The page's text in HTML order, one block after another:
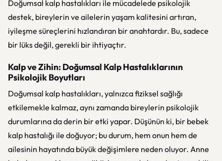
Doğumsal kalp hastalıkları ile mücadelede psikolojik
destek, bireylerin ve ailelerin yaşam kalitesini artıran,
iyileşme süreçlerini hızlandıran bir anahtardır. Bu, sadece
bir lüks değil, gerekli bir ihtiyaçtır.
Kalp ve Zihin: Doğumsal Kalp Hastalıklarının
Psikolojik Boyutları
Doğumsal kalp hastalıkları, yalnızca fiziksel sağlığı
etkilemekle kalmaz, aynı zamanda bireylerin psikolojik
durumlarına da derin bir etki yapar. Düşünün ki, bir bebek
kalp hastalığı ile doğuyor; bu durum, hem onun hem de
ailesinin hayatında büyük değişimlere neden oluyor. Anne